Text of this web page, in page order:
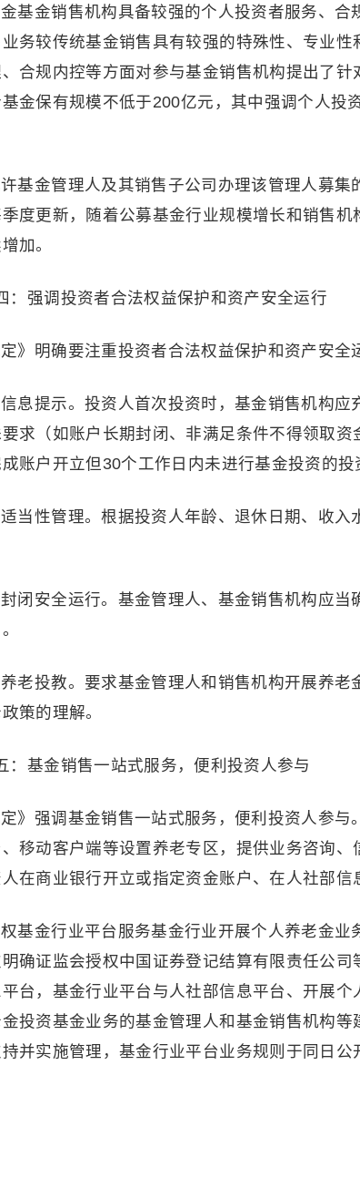
基金销售机构具备较强的个人投资者服务、
务较传统基金销售具有较强的特殊性、专业
合规内控等方面对参与基金销售机构提出了
金保有规模不低于200亿元，其中强调个人投
基金管理人及其销售子公司办理该管理人募
度更新，随着公募基金行业规模增长和销售
加。
：强调投资者合法权益保护和资产安全运行
定》明确要注重投资者合法权益保护和资产安全
息提示。投资人首次投资时，基金销售机构
求（如账户长期封闭、非满足条件不得领取
账户开立但30个工作日内未进行基金投资的投
当性管理。根据投资人年龄、退休日期、收
闭安全运行。基金管理人、基金销售机构应
老投教。要求基金管理人和销售机构开展养
策的理解。
：基金销售一站式服务，便利投资人参与
定》强调基金销售一站式服务，便利投资人参
移动客户端等设置养老专区，提供业务咨询、
在商业银行开立或指定资金账户、在人社部信
基金行业平台服务基金行业开展个人养老金
确证监会授权中国证券登记结算有限责任公
台，基金行业平台与人社部信息平台、开展个
投资基金业务的基金管理人和基金销售机构
并实施管理，基金行业平台业务规则于同日公